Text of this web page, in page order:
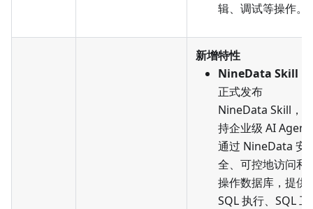
辑、调试等操作。
新增特性
NineData Skill
正式发布
NineData Skill，支
持企业级 AI Agent
通过 NineData 安
全、可控地访问和
操作数据库，提供
SQL 执行、SQL 工